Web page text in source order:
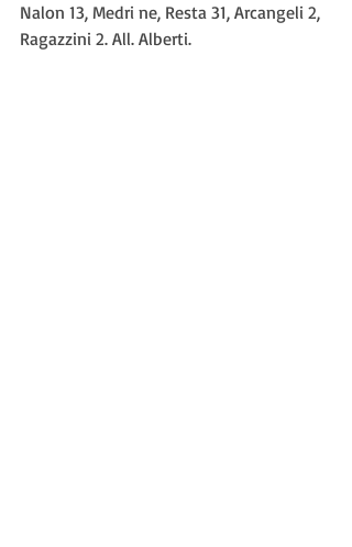
Nalon 13, Medri ne, Resta 31, Arcangeli 2,
Ragazzini 2. All. Alberti.